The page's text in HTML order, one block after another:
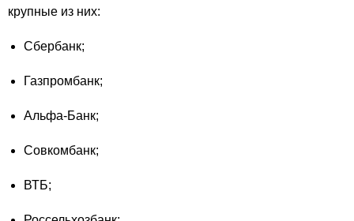
крупные из них:
Сбербанк;
Газпромбанк;
Альфа-Банк;
Совкомбанк;
ВТБ;